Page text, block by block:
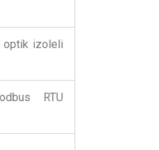
optik izoleli
RTU